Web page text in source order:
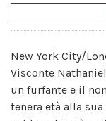
New York City/
Visconte
un furfante e il
tenera età alla